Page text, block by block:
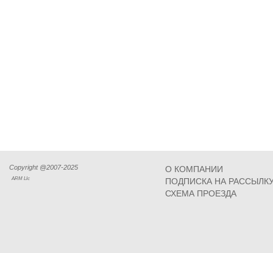
Copyright @2007-2025
ARM Llc
О КОМПАНИИ
ПОДПИСКА НА
СХЕМА ПРОЕЗДА